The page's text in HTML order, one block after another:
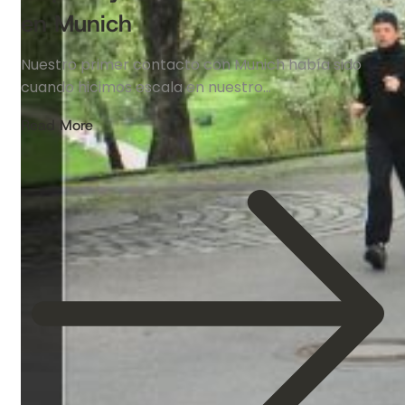
en Munich
Nuestro primer contacto con Munich había sido
cuando hicimos escala en nuestro…
Read More